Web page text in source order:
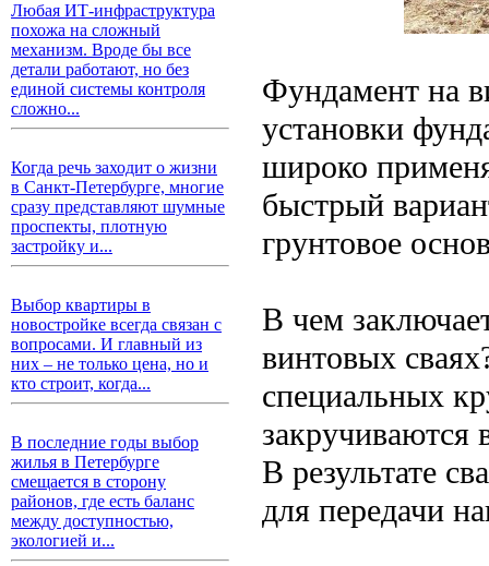
Любая ИТ-инфраструктура
похожа на сложный
механизм. Вроде бы все
детали работают, но без
единой системы контроля
сложно...
Когда речь заходит о жизни
в Санкт-Петербурге, многие
сразу представляют шумные
проспекты, плотную
застройку и...
Выбор квартиры в
новостройке всегда связан с
вопросами. И главный из
них – не только цена, но и
кто строит, когда...
В последние годы выбор
жилья в Петербурге
смещается в сторону
районов, где есть баланс
между доступностью,
экологией и...
Фундамент на
установки
широко
быстрый
грунтовое
В чем
винтовых
специальных
В результате
для передачи